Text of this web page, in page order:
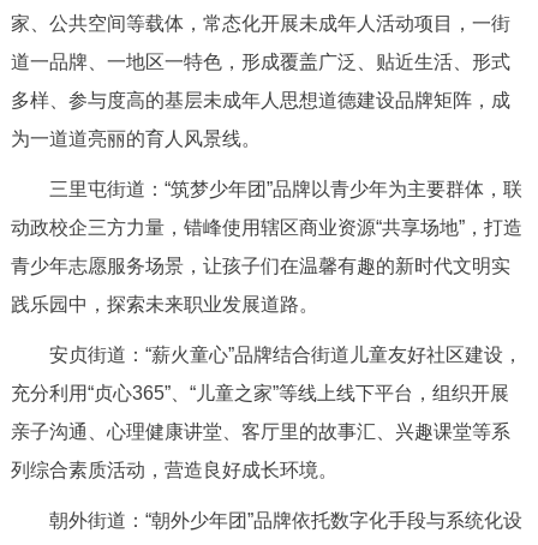
家、公共空间等载体，常态化开展未成年人活动项目，一街
道一品牌、一地区一特色，形成覆盖广泛、贴近生活、形式
多样、参与度高的基层未成年人思想道德建设品牌矩阵，成
为一道道亮丽的育人风景线。
三里屯街道：“筑梦少年团”品牌以青少年为主要群体，联
动政校企三方力量，错峰使用辖区商业资源“共享场地”，打造
青少年志愿服务场景，让孩子们在温馨有趣的新时代文明实
践乐园中，探索未来职业发展道路。
安贞街道：“薪火童心”品牌结合街道儿童友好社区建设，
充分利用“贞心365”、“儿童之家”等线上线下平台，组织开展
亲子沟通、心理健康讲堂、客厅里的故事汇、兴趣课堂等系
列综合素质活动，营造良好成长环境。
朝外街道：“朝外少年团”品牌依托数字化手段与系统化设